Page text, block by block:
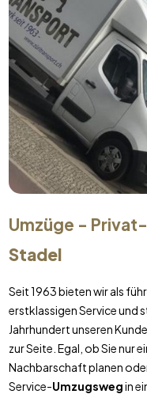
Umzüge -
Stadel
Seit 1963 bieten wir als
erstklassigen Service und
Jahrhundert unseren
zur Seite. Egal, ob Sie nur
Nachbarschaft planen
Service-Umzugswegin